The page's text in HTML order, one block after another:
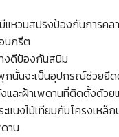
แหวนสปริงป้องกันการค
นกรีต
งดีป้องกันสนิม
นั้นจะเป็นอุปกรณ์ช่วยยึ
ละฝ้าเพดานที่ติดตั้งด้ว
นงไม้เทียมกับโครงเหล็
าน